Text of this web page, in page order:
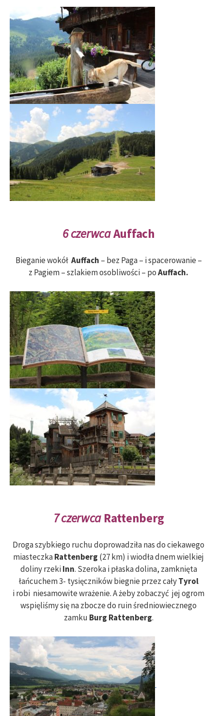
6 czerwcaAuffach
Bieganie wokół Auffach – bez Paga – i spacerowanie –
z Pagiem – szlakiem osobliwości – poAuffach.
7 czerwca Rattenberg
Droga szybkiego ruchu doprowadziła nas do ciekawego
miasteczkaRattenberg (27 km) i wiodła dnem wielkiej
doliny rzekiInn. Szeroka i płaska dolina, zamknięta
łańcuchem 3- tysięczników biegnie przez całyTyrol
i robi niesamowite wrażenie. A żeby zobaczyć jej ogrom
wspięliśmy się na zbocze do ruin średniowiecznego
zamku Burg Rattenberg.